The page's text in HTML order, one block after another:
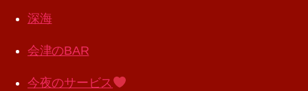
深海
会津のBAR
今夜のサービス